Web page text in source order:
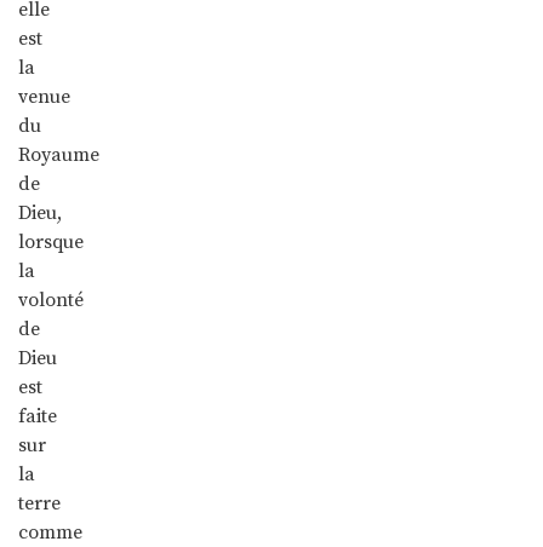
elle
est
la
venue
du
Royaume
de
Dieu,
lorsque
la
volonté
de
Dieu
est
faite
sur
la
terre
comme